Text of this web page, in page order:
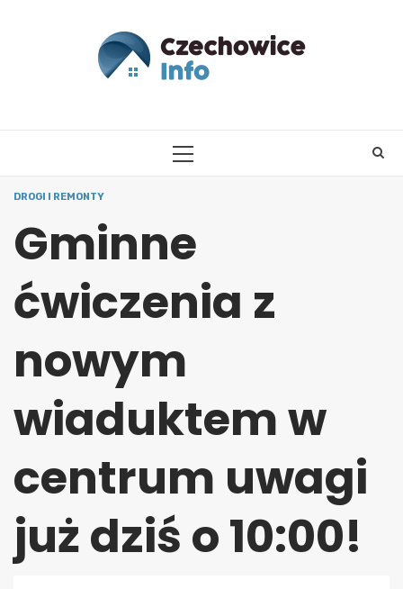
PRIMARY
DROGI I REMONTY
Gminne
ćwiczenia z
nowym
wiaduktem w
centrum uwagi
już dziś o 10:00!